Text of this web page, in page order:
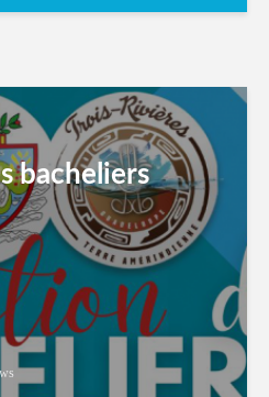
bacheliers